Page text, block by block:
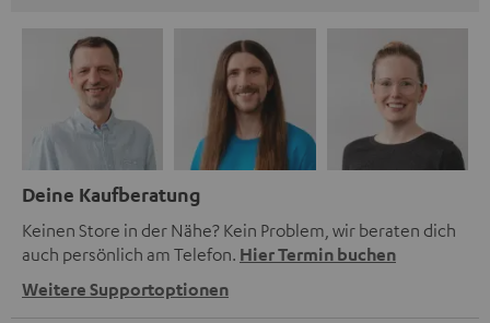
Deine Kaufberatung
Keinen Store in der Nähe? Kein Problem, wir beraten dich
auch persönlich am Telefon. Hier Termin buchen
Weitere Supportoptionen